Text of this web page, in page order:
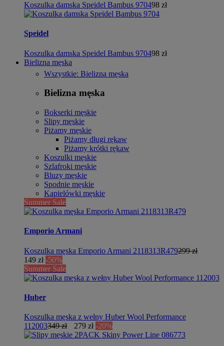
Koszulka damska Speidel Bambus 970498 zł
Speidel
Koszulka damska Speidel Bambus 970498 zł
Bielizna męska
Wszystkie: Bielizna męska
Bielizna męska
Bokserki męskie
Slipy męskie
Piżamy męskie
Piżamy długi rękaw
Piżamy krótki rękaw
Koszulki męskie
Szlafroki męskie
Bluzy męskie
Spodnie męskie
Kąpielówki męskie
Summer Sale
Emporio Armani
Koszulka męska Emporio Armani 2118313R479299 zł
149 zł -50%
Summer Sale
Huber
Koszulka męska z wełny Huber Wool Performance
112003349 zł 279 zł -20%